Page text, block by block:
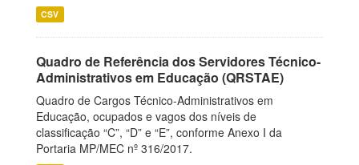
CSV
Quadro de Referência dos Servidores Técnico-
Administrativos em Educação (QRSTAE)
Quadro de Cargos Técnico-Administrativos em
Educação, ocupados e vagos dos níveis de
classificação “C”, “D” e “E”, conforme Anexo I da
Portaria MP/MEC nº 316/2017.